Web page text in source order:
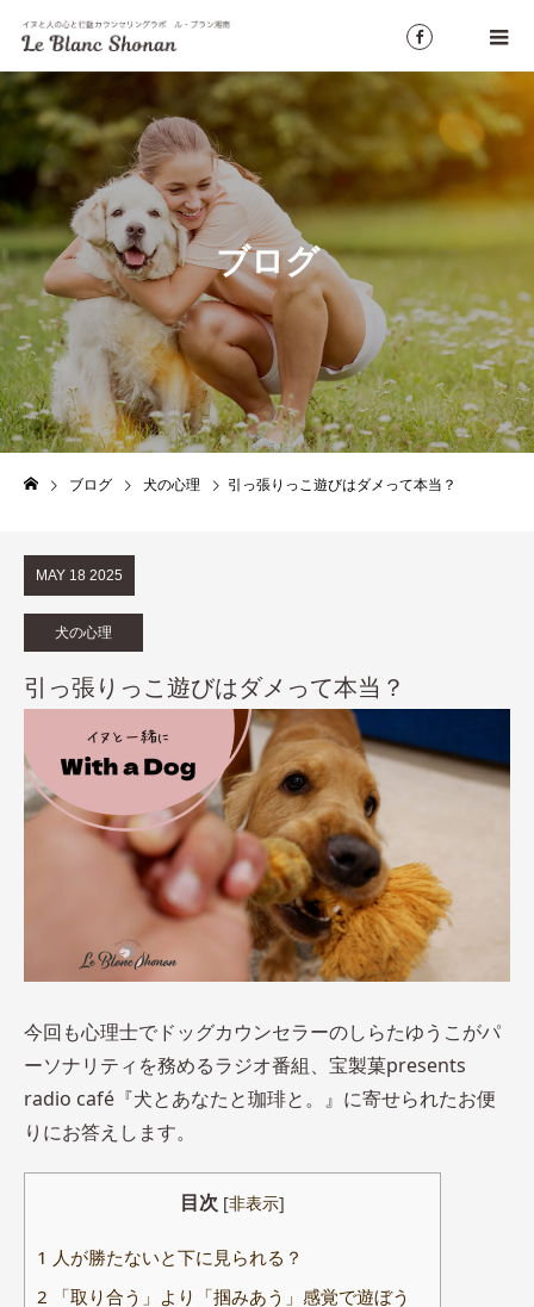
ブログ
ブログ 犬の心理 引っ張りっこ遊びはダメって本当？
MAY 18 2025
犬の心理
引っ張りっこ遊びはダメって本当？
今回も心理士でドッグカウンセラーのしらたゆうこがパ
ーソナリティを務めるラジオ番組、宝製菓presents
radio café『犬とあなたと珈琲と。』に寄せられたお便
りにお答えします。
目次 [非表示]
1 人が勝たないと下に見られる？
2 「取り合う」より「掴みあう」感覚で遊ぼう